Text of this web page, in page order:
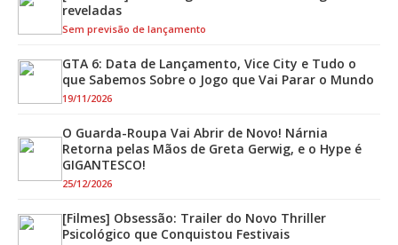
reveladas
Sem previsão de lançamento
GTA 6: Data de Lançamento, Vice City e Tudo o
que Sabemos Sobre o Jogo que Vai Parar o Mundo
19/11/2026
O Guarda-Roupa Vai Abrir de Novo! Nárnia
Retorna pelas Mãos de Greta Gerwig, e o Hype é
GIGANTESCO!
25/12/2026
[Filmes] Obsessão: Trailer do Novo Thriller
Psicológico que Conquistou Festivais